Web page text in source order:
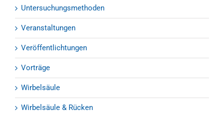
Untersuchungsmethoden
Veranstaltungen
Veröffentlichtungen
Vorträge
Wirbelsäule
Wirbelsäule & Rücken